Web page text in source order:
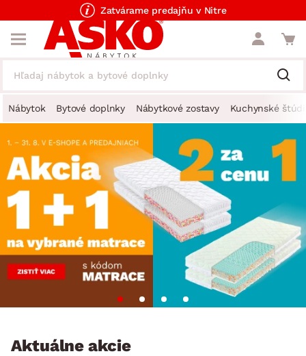
Zatvárame predajňu v Nitre
Nábytok Bytové doplnky Nábytkové zostavy Kuchynské
Aktuálne akcie